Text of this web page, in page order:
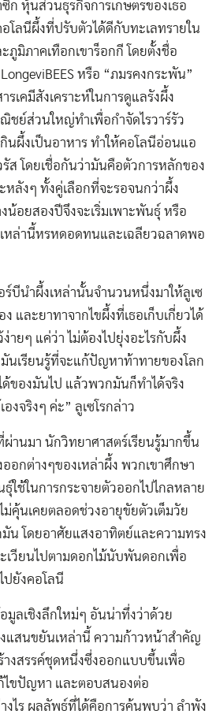
ก หุ้นส่วนธุรกิจการเกษตรของเธอ
โลนีผึ้งที่ปรับตัวได้ดีกับทะเลทรายใน
ภูมิภาคเทือกเขาร็อกกี โดยตั้งชื่อ
หรือ “ภมรคงกระพัน”
รเคมีสังเคราะห์ในการดูแลรังผึ้ง
ชย์ส่วนใหญ่ทำเพื่อกำจัดไรวาร์รัว
นผึ้งเป็นอาหาร ทำให้คอโลนีอ่อนแอ
ส โดยเชื่อกันว่ามันคือตัวการหลักของ
หลังๆ ทั้งคู่เลือกที่จะรอจนกว่าผึ้ง
อยสองปีจึงจะเริ่มเพาะพันธุ์ หรือ
หล่านี้หรหดอดทนและเฉลียวฉลาดพอ
บีนำผึ้งเหล่านั้นจำนวนหนึ่งมาให้ลูเซ
ง และยาทาจากไขผึ้งที่เธอเก็บเกี่ยวได้
ง่ายๆ แค่ว่า ไม่ต้องไปยุ่งอะไรกับผึ้ง
นเรียนรู้ที่จะแก้ปัญหาท้าทายของโลก
ด้ของมันไป แล้วพวกมันก็ทำได้จริง
งจริงๆ ค่ะ” ลูเซโรกล่าว
ผ่านมา นักวิทยาศาสตร์เรียนรู้มากขึ้น
อกต่างๆของเหล่าผึ้ง พวกเขาศึกษา
ใช้ในการกระจายตัวออกไปไกลหลาย
ม่คุ้นเคยตลอดช่วงอายุขัยตัวเต็มวัย
น โดยอาศัยแสงอาทิตย์และความทรง
เวียนไปตามดอกไม้นับพันดอกเพื่อ
ปยังคอโลนี
มูลเชิงลึกใหม่ๆ อันน่าทึ่งว่าด้วย
แสนขยันเหล่านี้ ความก้าวหน้าสำคัญ
างสรรค์ชุดหนึ่งซึ่งออกแบบขึ้นเพื่อ
ไขปัญหา และตอบสนองต่อ
งไร ผลลัพธ์ที่ได้คือการค้นพบว่า ลำพัง